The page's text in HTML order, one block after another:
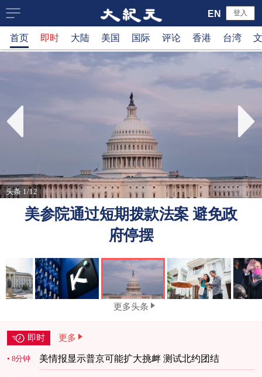
大
纪
元
新
网
登入
EN
首页 即时 大陆 美国 国际 评论 香港 台湾
头条 1/12
美参院通过短期拨款法案 避免政
府停摆
更多头条
即时 更多
8分钟 美情报显示普京可能扩大挑衅 测试北约团结